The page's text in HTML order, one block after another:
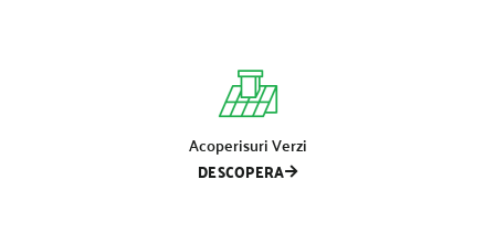
Acoperisuri Verzi
DESCOPERA